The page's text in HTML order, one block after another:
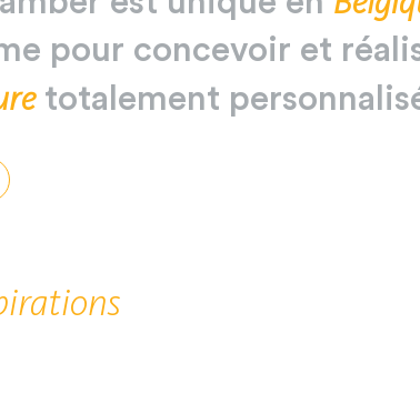
pour concevoir et
totalement